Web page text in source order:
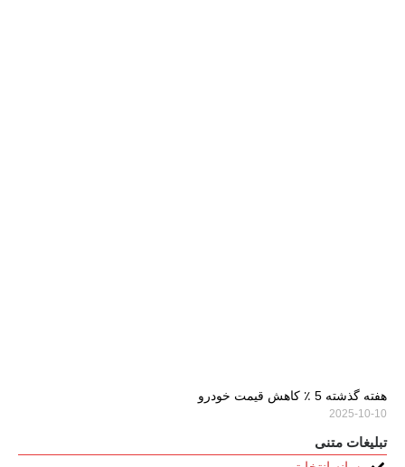
هفته گذشته 5 ٪ کاهش قیمت خودرو
2025-10-10
تبلیغات متنی